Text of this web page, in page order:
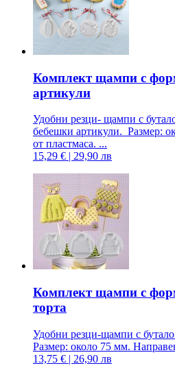
Комплект щампи с
артикули
Удобни резци- щампи с
бебешки артикули. Размер:
от пластмаса. ...
15,29 € | 29,90 лв
Комплект щампи с
торта
Удобни резци-щампи с бутало
Размер: около 75 мм.
13,75 € | 26,90 лв